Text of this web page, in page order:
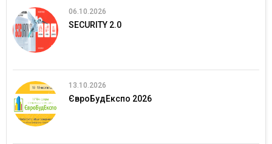
06.10.2026
SECURITY 2.0
13.10.2026
ЄвроБудЕкспо 2026